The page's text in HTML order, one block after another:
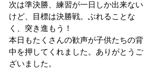
次は準決勝、練習が一日しか出来ない
けど、目標は決勝戦。ぶれることな
く、突き進もう！
本日もたくさんの歓声が子供たちの背
中を押してくれました。ありがとうご
ざいました。